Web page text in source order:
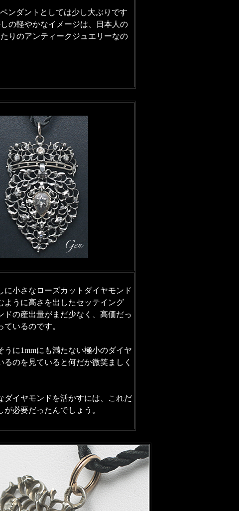
ペンダントとしては少し大ぶりです
の軽やかなイメージは、日本人の
りのアンティークジュエリーなの
に小さなローズカットダイヤモンド
ように高さを出したセッテイング
ドの産出量がまだ少なく、高価だっ
ているのです。
うに1mmにも満たない極小のダイヤ
るのを見ていると何だか微笑ましく
ダイヤモンドを活かすには、これだ
が必要だったんでしょう。